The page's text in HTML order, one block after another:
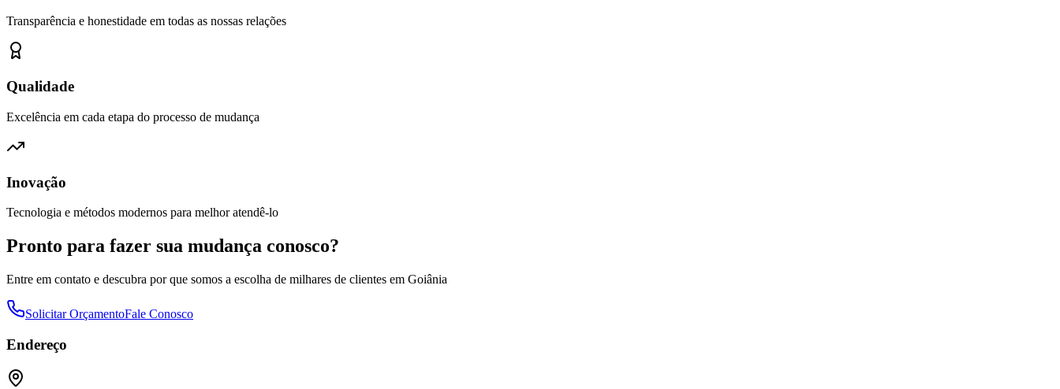
Transparência e honestidade em todas as nossas relações
Qualidade
Excelência em cada etapa do processo de mudança
Inovação
Tecnologia e métodos modernos para melhor atendê-lo
Pronto para fazer sua mudança conosco?
Entre em contato e descubra por que somos a escolha de milhares de clientes em Goiânia
Solicitar OrçamentoFale Conosco
Endereço